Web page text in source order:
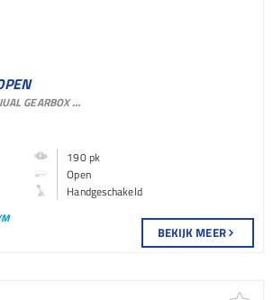
ONLY 17.700 KMS MANUAL GEARBOX EURO 6
190 pk
Open
Handgeschakeld
BEKIJK MEER